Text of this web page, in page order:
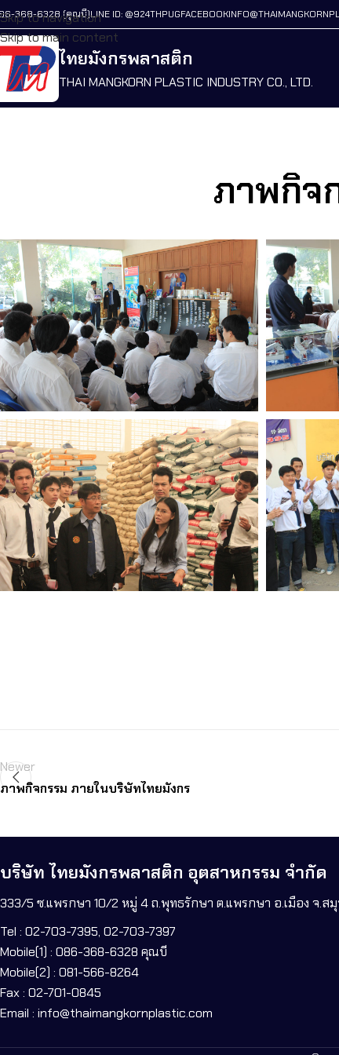
Skip to navigation
Skip to main content
368-6328 (คุณบี)LINE ID: @924THPUGFACEBOOK
ไทยมังกรพลาสติก
THAI MANGKORN PLASTIC INDUSTRY CO., LTD.
ภาพกิจ
Newer
ภาพกิจกรรม ภายในบริษัทไทยมังกร
บริษัท ไทยมังกรพลาสติก อุตสาหกรรม จำกัด
333/5 ซ.แพรกษา 10/2 หมู่ 4 ถ.พุทธรักษา ต.แพรกษา อ.เมือง จ.สมุ
Tel : 02-703-7395, 02-703-7397
Mobile(1) : 086-368-6328 คุณบี
Mobile(2) : 081-566-8264
Fax : 02-701-0845
Email : info@thaimangkornplastic.com